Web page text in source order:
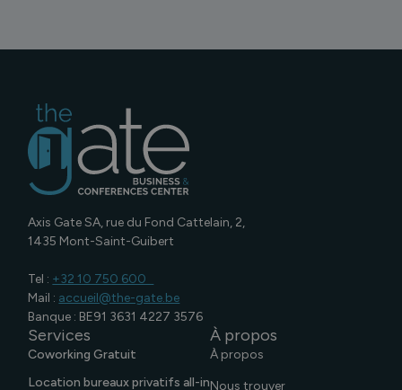
Axis Gate SA, rue du Fond Cattelain, 2,
1435 Mont-Saint-Guibert
Tel :​ +32 10 750 600 ​
Mail : accueil@the-gate.be
Banque : BE91 3631 4227 3576
Services
Coworking Gratuit
Location bureaux privatifs all-in
À propos
À propos
Nous trouver